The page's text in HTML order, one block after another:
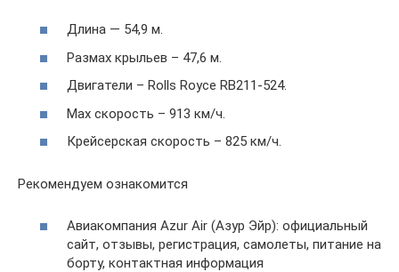
Длина — 54,9 м.
Размах крыльев – 47,6 м.
Двигатели – Rolls Royce RB211-524.
Мах скорость – 913 км/ч.
Крейсерская скорость – 825 км/ч.
Рекомендуем ознакомится
Авиакомпания Azur Air (Азур Эйр): официальный
сайт, отзывы, регистрация, самолеты, питание на
борту, контактная информация